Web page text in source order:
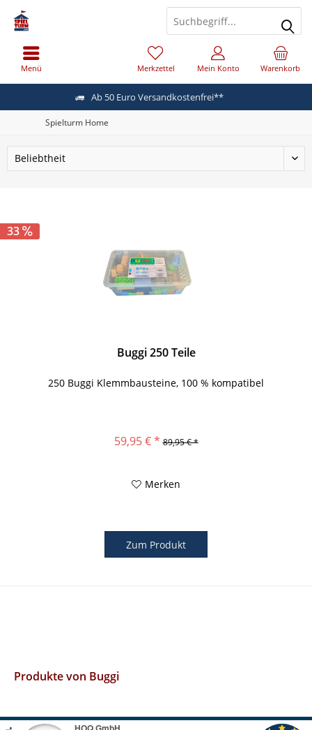
Ab 50 Euro Versandkostenfrei**
Menü Warenkorb
Merkzettel Mein Konto
Spielturm Home
33
Buggi 250 Teile
250 Buggi Klemmbausteine, 100 % kompatibel
59,95 € * 89,95 € *
Merken
Zum Produkt
Produkte von Buggi